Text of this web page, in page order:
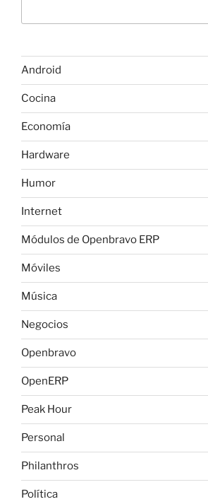
Android
Cocina
Economía
Hardware
Humor
Internet
Módulos de Openbravo ERP
Móviles
Música
Negocios
Openbravo
OpenERP
Peak Hour
Personal
Philanthros
Política